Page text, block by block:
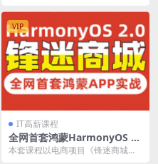
门专为开发...
VIP
IT高薪课程
全网首套鸿蒙HarmonyOS 2.
0应用开发实战教程丨锋迷商
本套课程以电商项目《锋迷商城》